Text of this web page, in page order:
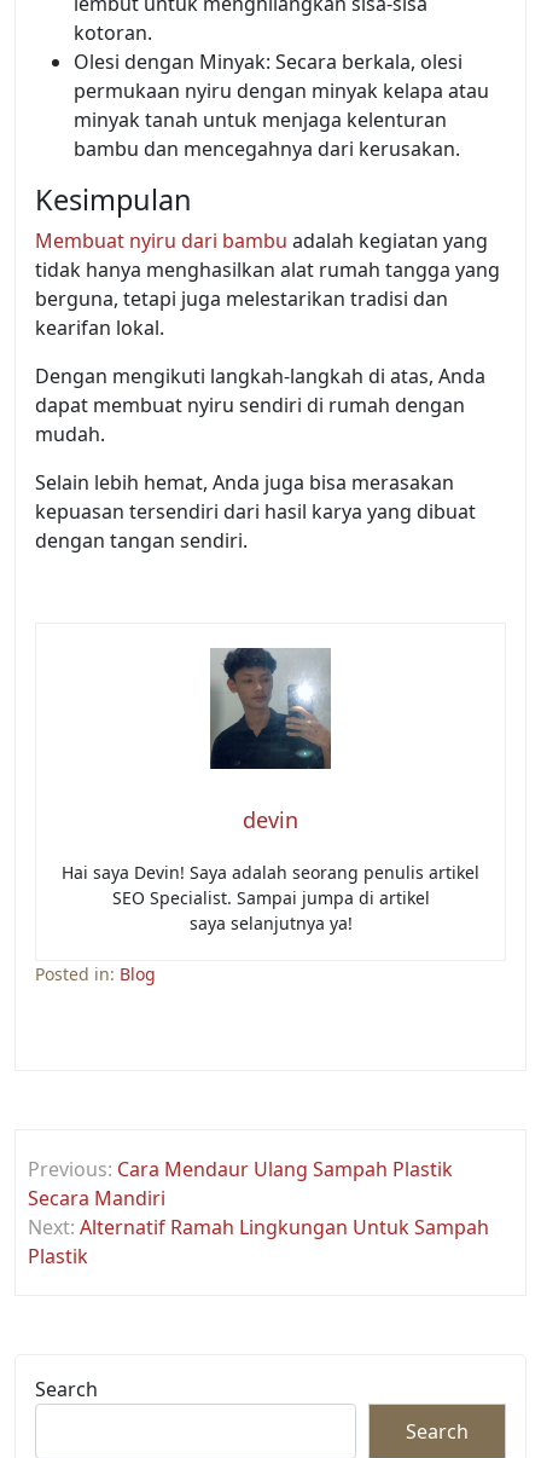
kotoran.
Olesi dengan Minyak: Secara berkala, olesi
permukaan nyiru dengan minyak kelapa atau
minyak tanah untuk menjaga kelenturan
bambu dan mencegahnya dari kerusakan.
Kesimpulan
Membuat nyiru dari bambu adalah kegiatan yang
tidak hanya menghasilkan alat rumah tangga yang
berguna, tetapi juga melestarikan tradisi dan
kearifan lokal.
Dengan mengikuti langkah-langkah di atas, Anda
dapat membuat nyiru sendiri di rumah dengan
mudah.
Selain lebih hemat, Anda juga bisa merasakan
kepuasan tersendiri dari hasil karya yang dibuat
dengan tangan sendiri.
devin
Hai saya Devin! Saya adalah seorang penulis artikel
SEO Specialist. Sampai jumpa di artikel
saya selanjutnya ya!
Posted in: Blog
navigation
Previous: Cara Mendaur Ulang Sampah Plastik
Secara Mandiri
Next: Alternatif Ramah Lingkungan Untuk Sampah
Plastik
Search
Search